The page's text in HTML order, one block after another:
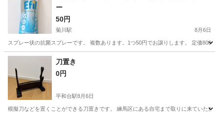
ー
50円
菊川駅 8月6日
スプレー状の抗菌スプレーです。 複数あります。1つ50円でお譲りします。 定価800
東京 墨田区 菊川駅
刀置き
0円
平和台駅8月6日
模擬刀などを置くことができる刀置きです。 練馬区にある自宅まで取りに来ていた